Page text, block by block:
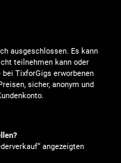
ausgeschlossen. Es kann
teilnehmen kann oder
TixforGigs erworbenen
sicher, anonym und
angezeigten